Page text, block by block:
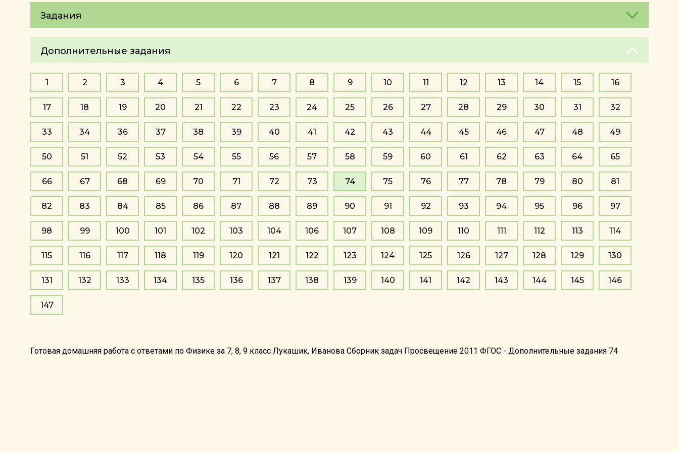
Задания
Дополнительные задания
1 2 3 4 5 6 7 8 9 10 11 12 13 14 15 16
17 18 19 20 21 22 23 24 25 26 27 28 29 30 31 32
33 34 36 37 38 39 40 41 42 43 44 45 46 47 48 49
50 51 52 53 54 55 56 57 58 59 60 61 62 63 64 65
66 67 68 69 70 71 72 73 74 75 76 77 78 79 80 81
82 83 84 85 86 87 88 89 90 91 92 93 94 95 96 97
98 99 100 101 102 103 104 106 107 108 109 110 111 112 113 114
115 116 117 118 119 120 121 122 123 124 125 126 127 128 129 130
131 132 133 134 135 136 137 138 139 140 141 142 143 144 145 146
147
Готовая домашняя работа с ответами по Физике за 7, 8, 9 класс Лукашик, Иванова Сборник задач Просвещение 2011 ФГОС - Дополнительные задания 74